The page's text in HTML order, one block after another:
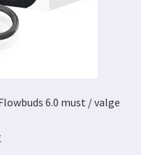
6.0 must / valge